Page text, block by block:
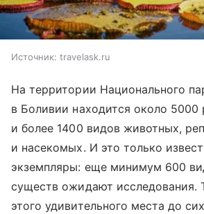
Источник: travelask.ru
На территории Национального
в Боливии находится около 5000
и более 1400 видов животных,
и насекомых. И это только
экземпляры: еще минимум 600
существ ожидают исследования.
этого удивительного места до